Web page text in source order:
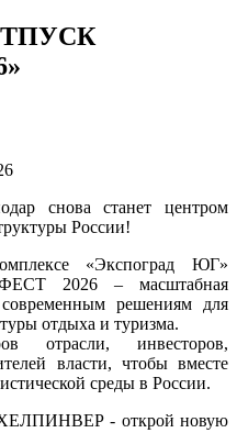
снова станет центром
России!
«Экспоград ЮГ»
2026 – масштабная
решениям для
отдыха и туризма.
отрасли, инвесторов,
власти, чтобы вместе
среды в России.
- открой новую